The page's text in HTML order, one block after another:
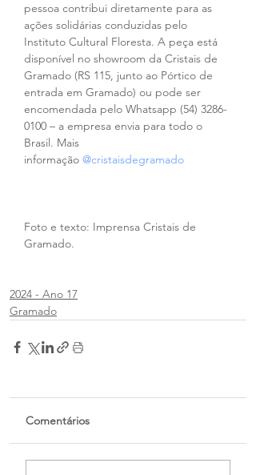
pessoa contribui diretamente para as
ações solidárias conduzidas pelo
Instituto Cultural Floresta. A peça está
disponível no showroom da Cristais de
Gramado (RS 115, junto ao Pórtico de
entrada em Gramado) ou pode ser
encomendada pelo Whatsapp (54) 3286-
0100 – a empresa envia para todo o
Brasil. Mais
informação @cristaisdegramado
Foto e texto: Imprensa Cristais de
Gramado.
2024 - Ano 17
Gramado
Comentários